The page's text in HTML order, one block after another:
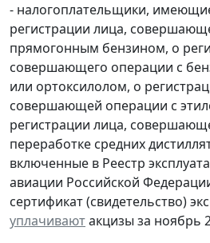
- налогоплательщики,
регистрации лица,
прямогонным бензином, о
совершающего операции с
или ортоксилолом, о
совершающей операции с
регистрации лица,
переработке средних
включенные в Реестр
авиации Российской
сертификат (свидетельство)
уплачиваютакцизы за ноябрь